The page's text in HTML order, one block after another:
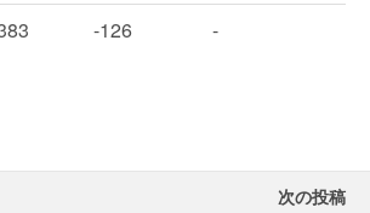
-126 -
次の投稿